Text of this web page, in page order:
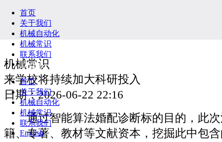
首页
关于我们
机械自动化
机械常识
联系我们
English
首页
关于我们
机械自动化
机械常识
联系我们
English
机械常识
来学校将持续加大科研投入
日期：2026-06-22 22:16
通过智能算法婚配诊断标的目的，此次
籍、专著、教材等文献资本，挖掘此中包